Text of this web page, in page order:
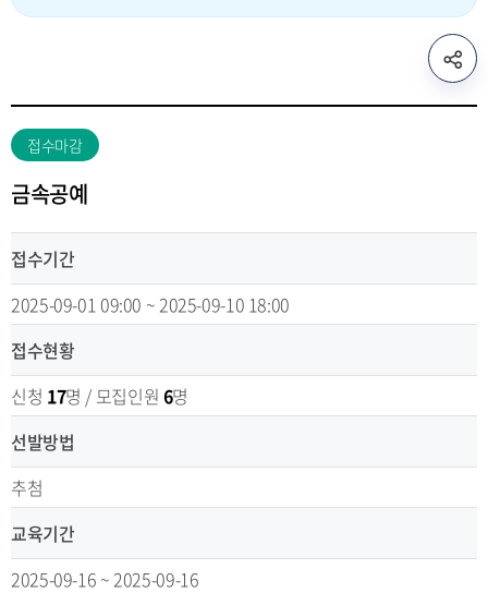
sns
공
유
기
접수마감
금속공예
접수기간
2025-09-01 09:00 ~ 2025-09-10 18:00
접수현황
신청 17명 / 모집인원 6명
선발방법
추첨
교육기간
2025-09-16 ~ 2025-09-16